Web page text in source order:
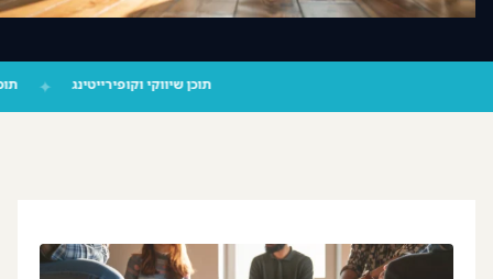
צור קשר
‪055-9924080‬ וואטסאפ
תוכן שיווקי וקופירייטינג ✦